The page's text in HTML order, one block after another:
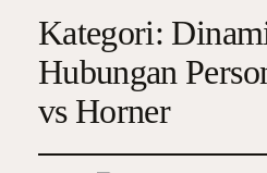
Kategori:
Hubungan
vs Horner